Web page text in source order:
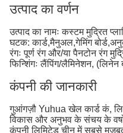
उत्पाद का वर्णन
उत्पाद का नामः कस्टम मुद्रित
घटक: कार्ड,मैनुअल,गेमिंग
रंगः पूर्ण रंग और/या पैनटोन रंग
फिन्शिंगः लैंपिंग/लैमिनेशन, (लिनेन
कंपनी की जानकारी
गुआंगज़ौ Yuhua खेल कार्ड कं,
विकास और अनुभव के संचय के
कंपनी लिमिटेड चीन में सबसे मजबूत